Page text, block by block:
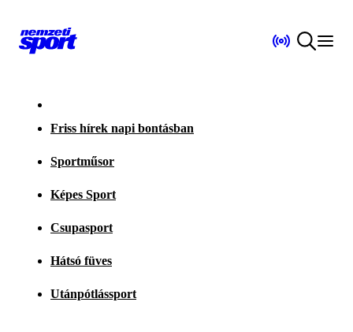
Friss hírek napi bontásban
Sportműsor
Képes Sport
Csupasport
Hátsó füves
Utánpótlássport